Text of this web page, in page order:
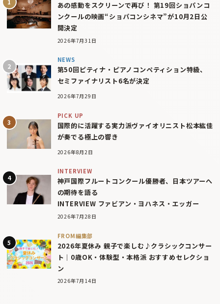
あの感動をスクリーンで再び！ 第19回ショパンコ
ンクールの映画“ショパコンシネマ”が10月2日公
開決定
2026年7月31日
NEWS
第50回ピティナ・ピアノコンペティション特級、
セミファイナリスト6名が決定
2026年7月29日
PICK UP
国際的に活躍する実力派ヴァイオリニスト松本紘佳
が奏でる極上の響き
2026年8月2日
INTERVIEW
神戸国際フルートコンクール優勝者、日本ツアーへ
の期待を語る
INTERVIEW ファビアン・ヨハネス・エッガー
2026年7月28日
FROM編集部
2026年夏休み 親子で楽しむ♪クラシックコンサー
ト｜0歳OK・体験型・本格派 おすすめセレクショ
ン
2026年7月14日